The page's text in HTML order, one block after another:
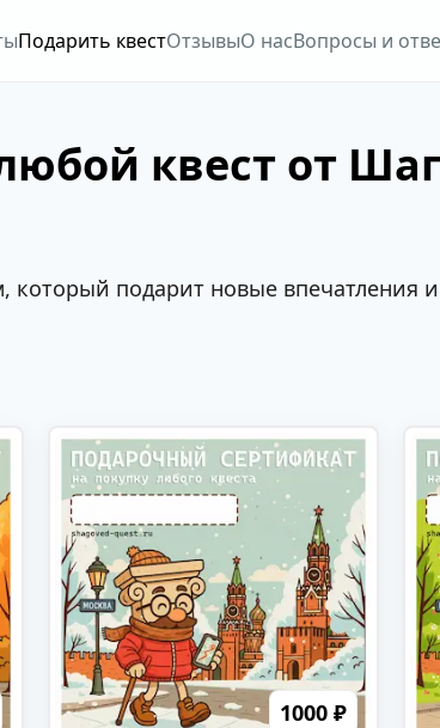
Подарить квестОтзывыО насВопросы и
квест от
подарит новые впечатления
1000 ₽